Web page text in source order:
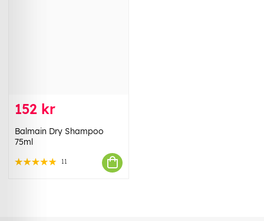
152 kr
Balmain Dry Shampoo
75ml
11